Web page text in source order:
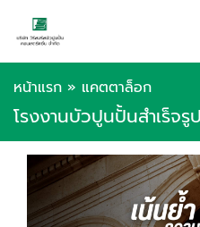
หน้าแรก » แคตตาล็อก
โรงงานบัวปูนปั้นสำเร็จรู